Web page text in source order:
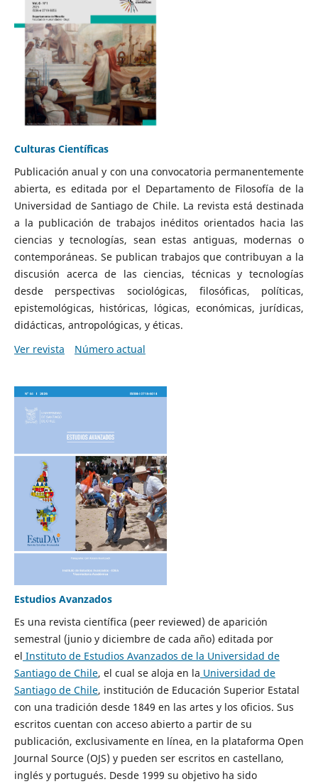
Culturas Científicas
Publicación anual y con una convocatoria permanentemente
abierta, es editada por el Departamento de Filosofía de la
Universidad de Santiago de Chile. La revista está destinada
a la publicación de trabajos inéditos orientados hacia las
ciencias y tecnologías, sean estas antiguas, modernas o
contemporáneas. Se publican trabajos que contribuyan a la
discusión acerca de las ciencias, técnicas y tecnologías
desde perspectivas sociológicas, filosóficas, políticas,
epistemológicas, históricas, lógicas, económicas, jurídicas,
didácticas, antropológicas, y éticas.
Ver revista
Número actual
Estudios Avanzados
Es una revista científica (peer reviewed) de aparición
semestral (junio y diciembre de cada año) editada por
el Instituto de Estudios Avanzados de la Universidad de
Santiago de Chile, el cual se aloja en la Universidad de
Santiago de Chile, institución de Educación Superior Estatal
con una tradición desde 1849 en las artes y los oficios. Sus
escritos cuentan con acceso abierto a partir de su
publicación, exclusivamente en línea, en la plataforma Open
Journal Source (OJS) y pueden ser escritos en castellano,
inglés y portugués. Desde 1999 su objetivo ha sido